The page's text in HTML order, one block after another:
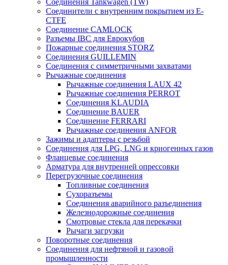
Соединения Tankwagen (TW)
Соединители с внутренним покрытием из E-
CTFE
Соединение CAMLOCK
Разъемы IBC для Еврокубов
Пожарные соединения STORZ
Соединения GUILLEMIN
Соединения с симметричными захватами
Рычажные соединения
Рычажные соединения LAUX 42
Рычажные соединения PERROT
Соединения KLAUDIA
Соединение BAUER
Соединение FERRARI
Рычажные соединения ANFOR
Зажимы и адаптеры с резьбой
Соединения для LPG, LNG и криогенных газов
Фланцевые соединения
Арматура для внутренней опрессовки
Перегрузочные соединения
Топливные соединения
Сухоразъемы
Соединения аварийного разъединения
Железнодорожные соединения
Смотровые стекла для перекачки
Рычаги загрузки
Поворотные соединения
Соединения для нефтяной и газовой
промышленности